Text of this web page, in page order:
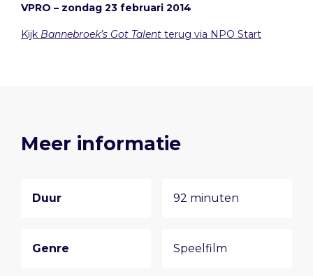
VPRO – zondag 23 februari 2014
Kijk Bannebroek’s Got Talent terug via NPO Start
Meer informatie
Duur 92 minuten
Genre Speelfilm